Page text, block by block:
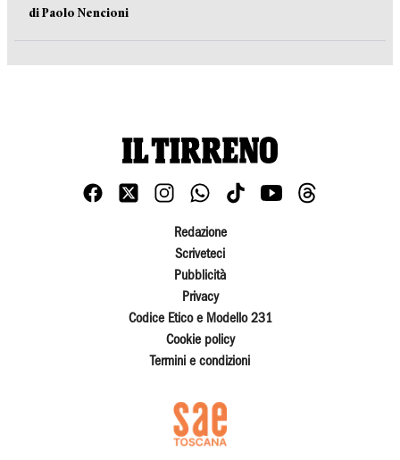
di Paolo Nencioni
Redazione
Scriveteci
Pubblicità
Privacy
Codice Etico e Modello 231
Cookie policy
Termini e condizioni